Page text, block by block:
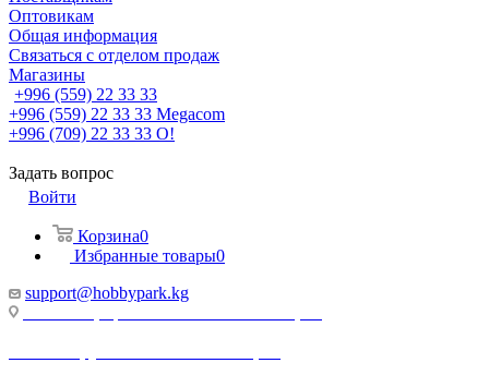
Оптовикам
Общая информация
Связаться с отделом продаж
Магазины
+996 (559) 22 33 33
+996 (559) 22 33 33 Megacom
+996 (709) 22 33 33 O!
Задать вопрос
Войти
Корзина0
Избранные товары0
support@hobbypark.kg